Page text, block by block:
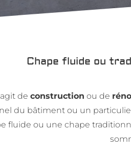
Chape fluide ou
de construction ou de
du bâtiment ou un
fluide ou une chape